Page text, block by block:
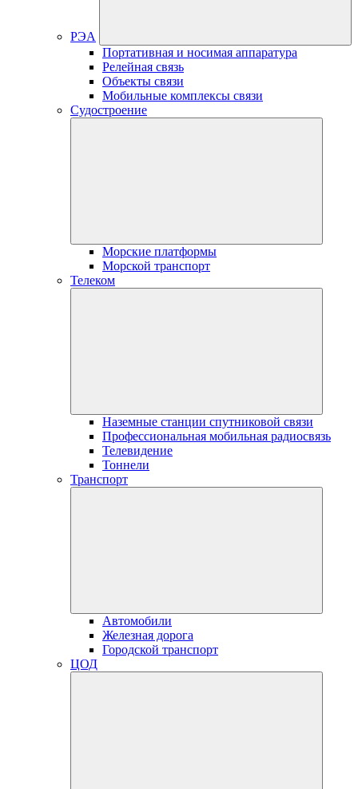
РЭА
Портативная и носимая аппаратура
Релейная связь
Объекты связи
Мобильные комплексы связи
Судостроение
Морские платформы
Морской транспорт
Телеком
Наземные станции спутниковой связи
Профессиональная мобильная радиосвязь
Телевидение
Тоннели
Транспорт
Автомобили
Железная дорога
Городской транспорт
ЦОД